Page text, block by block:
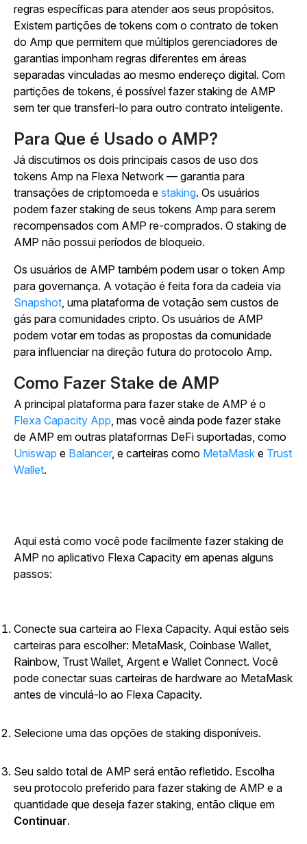
regras específicas para atender aos seus propósitos.
Existem partições de tokens com o contrato de token
do Amp que permitem que múltiplos gerenciadores de
garantias imponham regras diferentes em áreas
separadas vinculadas ao mesmo endereço digital. Com
partições de tokens, é possível fazer staking de AMP
sem ter que transferi-lo para outro contrato inteligente.
Para Que é Usado o AMP?
Já discutimos os dois principais casos de uso dos
tokens Amp na Flexa Network — garantia para
transações de criptomoeda e staking. Os usuários
podem fazer staking de seus tokens Amp para serem
recompensados com AMP re-comprados. O staking de
AMP não possui períodos de bloqueio.
Os usuários de AMP também podem usar o token Amp
para governança. A votação é feita fora da cadeia via
Snapshot, uma plataforma de votação sem custos de
gás para comunidades cripto. Os usuários de AMP
podem votar em todas as propostas da comunidade
para influenciar na direção futura do protocolo Amp.
Como Fazer Stake de AMP
A principal plataforma para fazer stake de AMP é o
Flexa Capacity App, mas você ainda pode fazer stake
de AMP em outras plataformas DeFi suportadas, como
Uniswap e Balancer, e carteiras como MetaMask e Trust
Wallet.
Aqui está como você pode facilmente fazer staking de
AMP no aplicativo Flexa Capacity em apenas alguns
passos:
Conecte sua carteira ao Flexa Capacity. Aqui estão seis
carteiras para escolher: MetaMask, Coinbase Wallet,
Rainbow, Trust Wallet, Argent e Wallet Connect. Você
pode conectar suas carteiras de hardware ao MetaMask
antes de vinculá-lo ao Flexa Capacity.
Selecione uma das opções de staking disponíveis.
Seu saldo total de AMP será então refletido. Escolha
seu protocolo preferido para fazer staking de AMP e a
quantidade que deseja fazer staking, então clique em
Continuar.